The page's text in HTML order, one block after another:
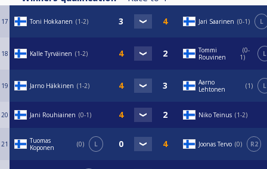
17 Toni Hokkanen 1-2 Jari Saarinen 0-1 L
18 Kalle Tyrväinen 1-2
Tommi
Rouvinen
0-
1
L
19 Jarno Häkkinen 1-2
Aarno
Lehtonen
1 L
20 Jani Rouhiainen 0-1 Niko Teinus 1-2
21
Tuomas
Koponen
0 L Joonas Tervo 0 R2